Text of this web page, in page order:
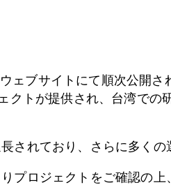
ェブサイトにて順次公開
クトが提供され、台湾での
されており、さらに多くの
プロジェクトをご確認の